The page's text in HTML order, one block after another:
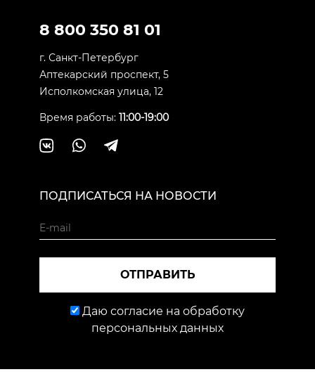
8 800 350 81 01
г. Санкт-Петербург
Аптекарский проспект, 5
Исполкомская улица, 12
Время работы: 11:00-19:00
ПОДПИСАТЬСЯ НА НОВОСТИ
ОТПРАВИТЬ
Даю согласие на обработку
персональных данных